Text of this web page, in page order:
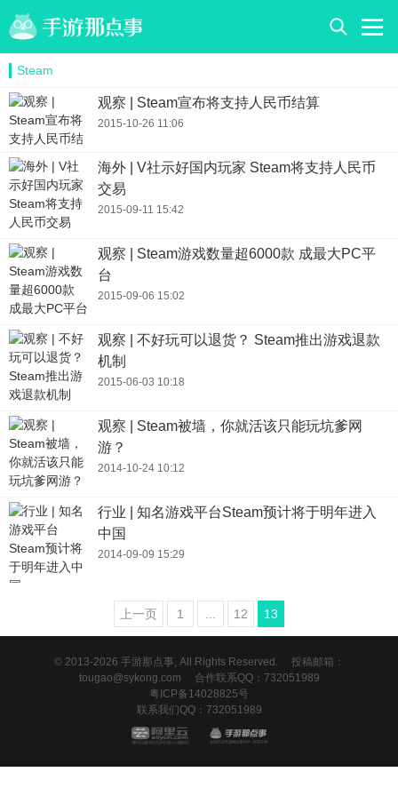
Steam
观察 | Steam宣布将支持人民币结算
2015-10-26 11:06
海外 | V社示好国内玩家 Steam将支持人民币
交易
2015-09-11 15:42
观察 | Steam游戏数量超6000款 成最大PC平
台
2015-09-06 15:02
观察 | 不好玩可以退货？ Steam推出游戏退款
机制
2015-06-03 10:18
观察 | Steam被墙，你就活该只能玩坑爹网
游？
2014-10-24 10:12
行业 | 知名游戏平台Steam预计将于明年进入
中国
2014-09-09 15:29
上一页 1 12 13
© 2013-2026 手游那点事, All Rights Reserved.
投稿邮箱：
tougao@sykong.com 合作联系QQ：732051989
粤ICP备14028825号
联系我们QQ：732051989